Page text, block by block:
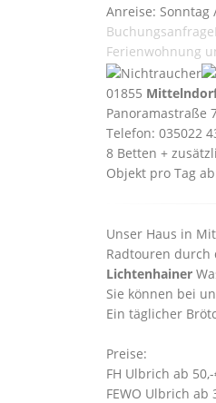
Anreise: Sonntag
Buchungsanfrage
Ferienwohnung
01855
Panoramastraße
Telefon: 035022
8 Betten +
Objekt pro Tag
Unser Haus in
Radtouren durch
Lichtenhainer
Sie können bei
Ein täglicher
Preise:
FH Ulbrich ab
FEWO Ulbrich ab